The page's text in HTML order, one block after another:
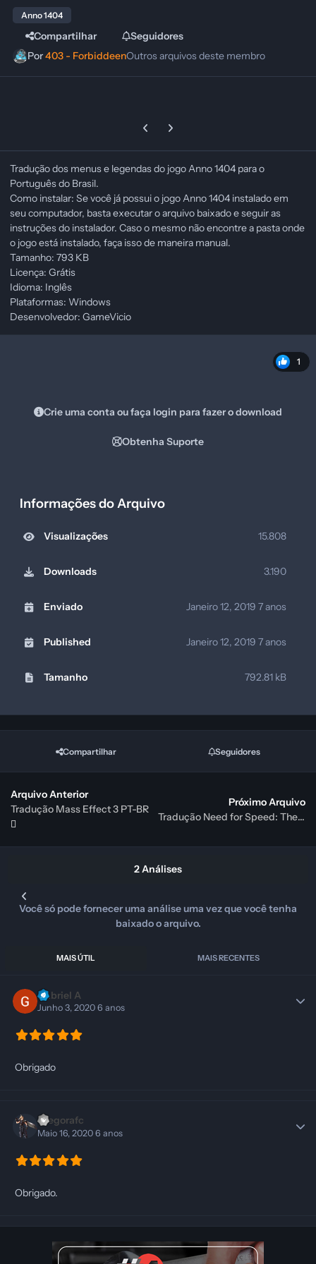
Anno 1404
Compartilhar
Seguidores
Por403 - ForbiddeenOutros arquivos deste membro
Previous carousel slide
Next carousel slide
Tradução dos menus e legendas do jogo Anno 1404 para o
Português do Brasil.
Como instalar: Se você já possui o jogo Anno 1404 instalado em
seu computador, basta executar o arquivo baixado e seguir as
instruções do instalador. Caso o mesmo não encontre a pasta onde
o jogo está instalado, faça isso de maneira manual.
Tamanho: 793 KB
Licença: Grátis
Idioma: Inglês
Plataformas: Windows
Desenvolvedor: GameVicio
1
Crie uma conta ou faça login para fazer o download
Obtenha Suporte
Informações do Arquivo
Visualizações 15.808
Downloads 3.190
Enviado Janeiro 12, 2019 7 anos
Published Janeiro 12, 2019 7 anos
Tamanho 792.81 kB
Compartilhar Seguidores
Arquivo Anterior
Tradução Mass Effect 3 PT-BR
Próximo Arquivo
Tradução Need for Speed: The Run PT-BR
2 Análises
Você só pode fornecer uma análise uma vez que você tenha
baixado o arquivo.
MAIS ÚTIL MAIS RECENTES
Gabriel A
Junho 3, 20206 anos
Obrigado
Diegorafc
Maio 16, 20206 anos
Obrigado.